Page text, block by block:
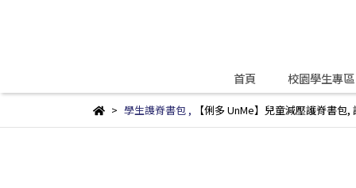
首頁 校園學生專區
學生謢脊書包, 【俐多 UnMe】兒童減壓護脊書包,